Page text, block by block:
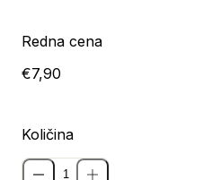
Redna cena
€7,90
Količina